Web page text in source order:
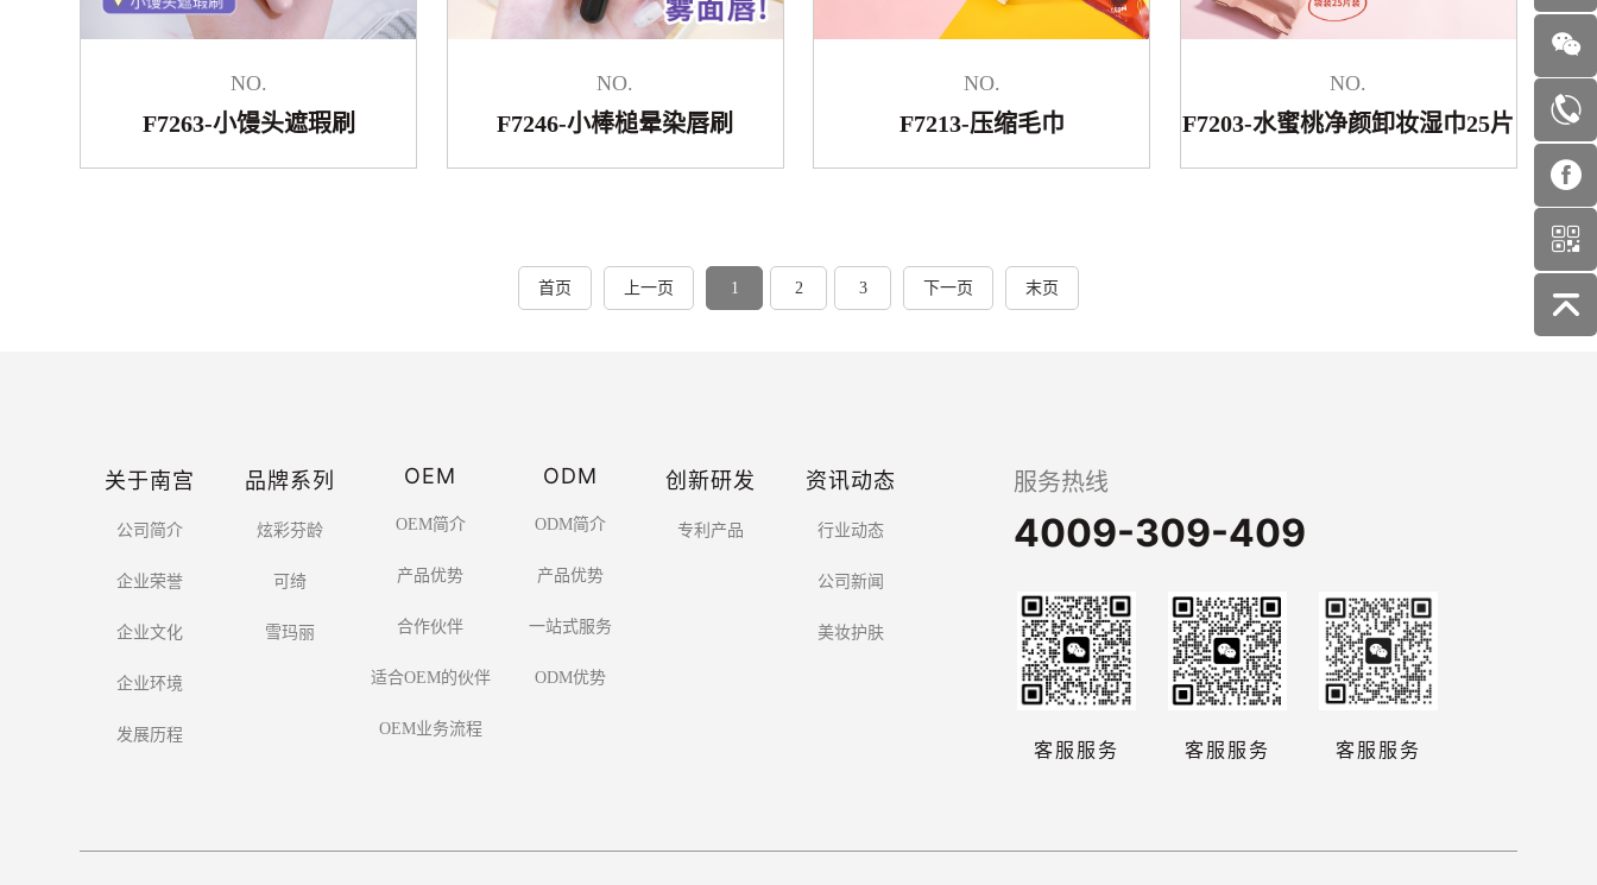
NO.
F7263-小馒头遮瑕刷
NO.
F7246-小棒槌晕染唇刷
NO.
F7213-压缩毛巾
NO.
F7203-水蜜桃净颜卸妆湿巾25片
首页 上一页 1 2 3 下一页 末页
关于南宫
公司简介
企业荣誉
企业文化
企业环境
发展历程
品牌系列
炫彩芬龄
可绮
雪玛丽
OEM
OEM简介
产品优势
合作伙伴
适合OEM的伙伴
OEM业务流程
ODM
ODM简介
产品优势
一站式服务
ODM优势
创新研发
专利产品
资讯动态
行业动态
公司新闻
美妆护肤
服务热线
4009-309-409
客服服务 客服服务 客服服务